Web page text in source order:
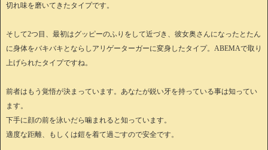
切れ味を磨いてきたタイプです。
そして2つ目、最初はグッピーのふりをして近づき、彼女奥さんになったとたん
に身体をバキバキとならしアリゲーターガーに変身したタイプ。ABEMAで取り
上げられたタイプですね。
前者はもう覚悟が決まっています。あなたが鋭い牙を持っている事は知ってい
ます。
下手に顔の前を泳いだら噛まれると知っています。
適度な距離、もしくは鎧を着て過ごすので安全です。